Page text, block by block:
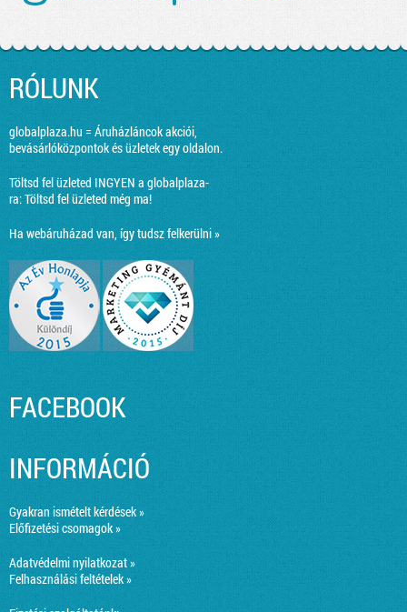
RÓLUNK
globalplaza.hu = Áruházláncok akciói,
bevásárlóközpontok és üzletek egy oldalon.
Töltsd fel üzleted INGYEN a globalplaza-
ra:Töltsd fel üzleted még ma!
Ha webáruházad van, így tudsz felkerülni »
FACEBOOK
INFORMÁCIÓ
Gyakran ismételt kérdések »
Előfizetési csomagok »
Adatvédelmi nyilatkozat »
Felhasználási feltételek »